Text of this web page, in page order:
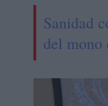
Sanidad
del mono